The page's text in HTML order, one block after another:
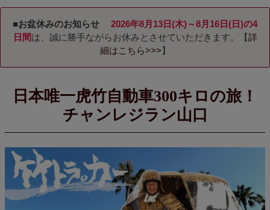
■お盆休みのお知らせ
2026年8月13日(木)～8月16日(日)の4
日間は、誠に勝手ながらお休みとさせていただきます。【詳
細はこちら>>> 】
日本唯一虎竹自動車300キロの旅！
チャンレジラン山口